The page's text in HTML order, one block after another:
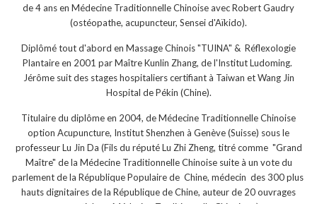
de 4 ans en Médecine Traditionnelle Chinoise avec Robert Gaudry
(ostéopathe, acupuncteur, Sensei d'Aïkido).
Diplômé tout d'abord en Massage Chinois "TUINA" & Réflexologie
Plantaire en 2001 par Maître Kunlin Zhang, de l'Institut Ludoming.
Jérôme suit des stages hospitaliers certifiant à Taiwan et Wang Jin
Hospital de Pékin (Chine).
Titulaire du diplôme en 2004, de Médecine Traditionnelle Chinoise
option Acupuncture, Institut Shenzhen à Genève (Suisse) sous le
professeur Lu Jin Da (Fils du réputé Lu Zhi Zheng, titré comme "Grand
Maître" de la Médecine Traditionnelle Chinoise suite à un vote du
parlement de la République Populaire de Chine, médecin des 300 plus
hauts dignitaires de la République de Chine, auteur de 20 ouvrages